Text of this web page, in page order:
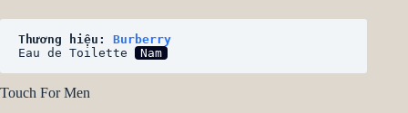
Thương hiệu: Burberry
Eau de Toilette
Nam
Touch For Men